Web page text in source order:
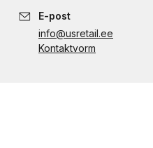
E-post
info@usretail.ee
Kontaktvorm